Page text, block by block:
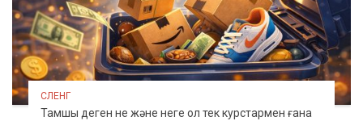
СЛЕНГ
Тамшы деген не және неге ол тек курстармен ғана